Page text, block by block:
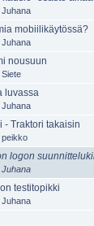
Juhana
mobiilikäytössä?
Juhana
nousuun
Siete
luvassa
Juhana
- Traktori takaisin
peikko
logon
Juhana
testitopikki
Juhana